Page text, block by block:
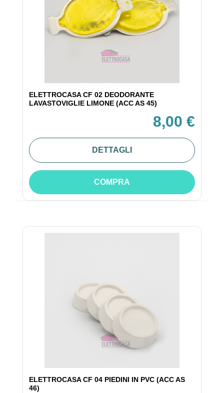
ELETTROCASA CF 02 DEODORANTE
LAVASTOVIGLIE LIMONE (ACC AS 45)
8,00 €
DETTAGLI
COMPRA
ELETTROCASA CF 04 PIEDINI IN PVC (ACC AS
46)